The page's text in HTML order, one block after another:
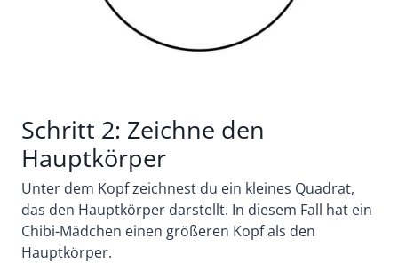
Schritt 2: Zeichne den
Hauptkörper
Unter dem Kopf zeichnest du ein kleines Quadrat,
das den Hauptkörper darstellt. In diesem Fall hat ein
Chibi-Mädchen einen größeren Kopf als den
Hauptkörper.